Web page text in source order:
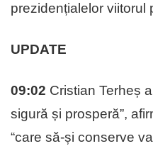
prezidențialelor viitorul
UPDATE
09:02 Cristian Terheș
sigură și prosperă”,
“care să-și conserve